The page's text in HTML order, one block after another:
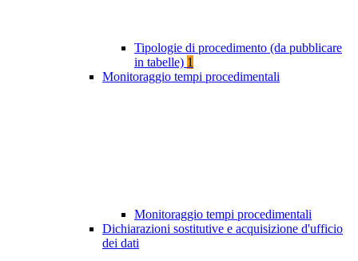
Tipologie di procedimento (da pubblicare
in tabelle) 1
Monitoraggio tempi procedimentali
Monitoraggio tempi procedimentali
Dichiarazioni sostitutive e acquisizione d'ufficio
dei dati